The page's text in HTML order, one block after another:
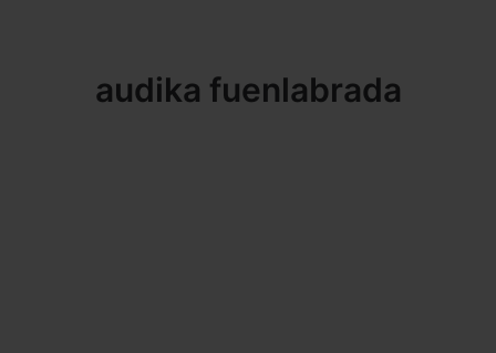
audika fuenlabrada